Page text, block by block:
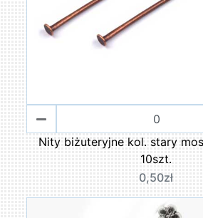
Nity biżuteryjne kol. stary
10szt.
0,50zł